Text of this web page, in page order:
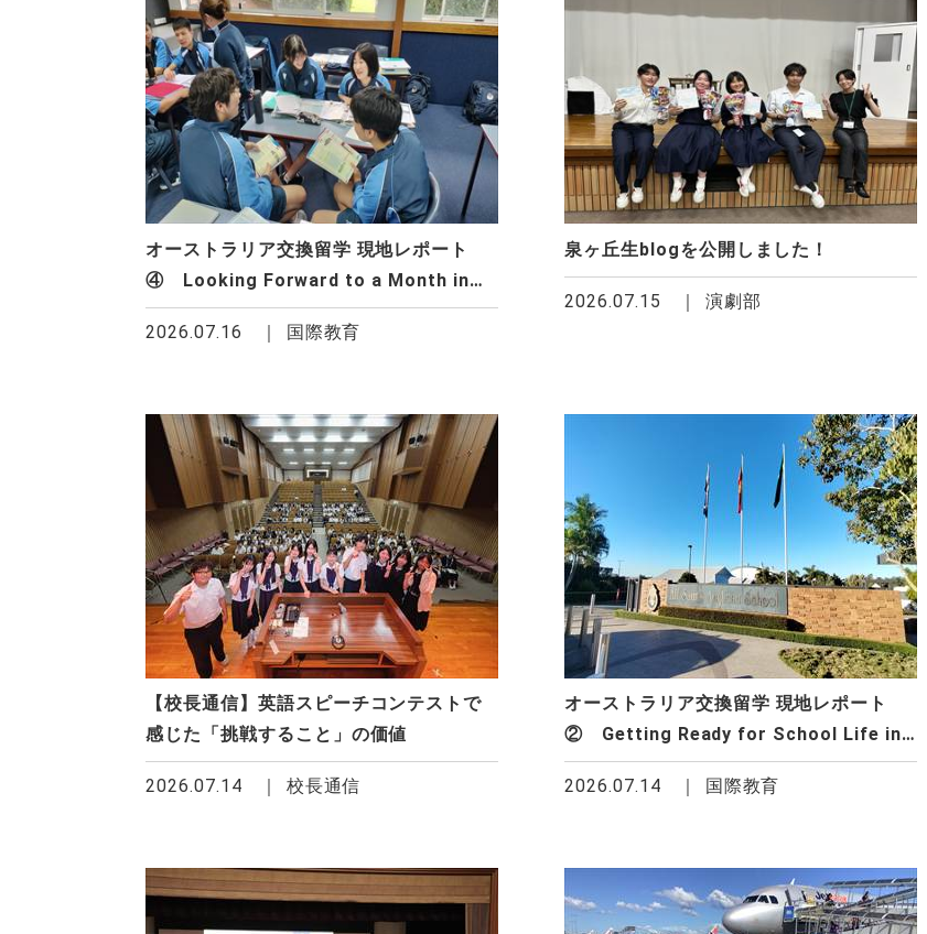
オーストラリア交換留学 現地レポート
④ Looking Forward to a Month in
Australia
2026.07.16
国際教育
泉ヶ丘生blogを公開しました！
2026.07.15 演劇部
【校長通信】英語スピーチコンテストで
感じた「挑戦すること」の価値
2026.07.14 校長通信
オーストラリア交換留学 現地レポート
② Getting Ready for School Life in
Australia
2026.07.14
国際教育